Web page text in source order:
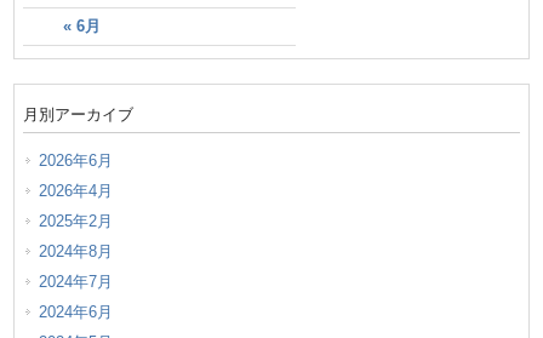
« 6月
月別アーカイブ
2026年6月
2026年4月
2025年2月
2024年8月
2024年7月
2024年6月